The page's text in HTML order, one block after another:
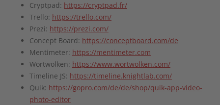
Cryptpad: https://cryptpad.fr/
Trello: https://trello.com/
Prezi: https://prezi.com/
Concept Board: https://conceptboard.com/de
Mentimeter: https://mentimeter.com
Wortwolken: https://www.wortwolken.com/
Timeline JS: https://timeline.knightlab.com/
Quik: https://gopro.com/de/de/shop/quik-app-video-
photo-editor